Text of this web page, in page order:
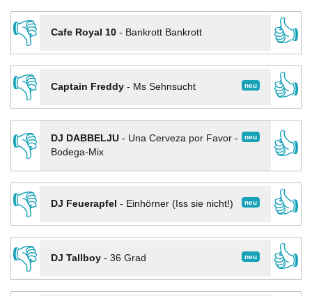
👎
Cafe Royal 10- Bankrott Bankrott
👍
👎
neu
Captain Freddy- Ms Sehnsucht
👍
👎
neu
DJ DABBELJU- Una Cerveza por Favor -
Bodega-Mix
👍
👎
neu
DJ Feuerapfel - Einhörner (Iss sie nicht!)
👍
👎
neu
DJ Tallboy- 36 Grad
👍